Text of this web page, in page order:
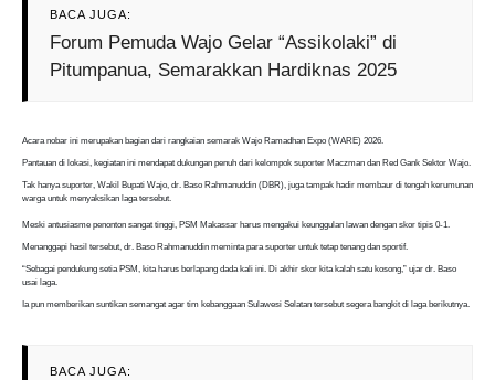
BACA JUGA:
Forum Pemuda Wajo Gelar “Assikolaki” di
Pitumpanua, Semarakkan Hardiknas 2025
Acara nobar ini merupakan bagian dari rangkaian semarak Wajo Ramadhan Expo (WARE) 2026.
Pantauan di lokasi, kegiatan ini mendapat dukungan penuh dari kelompok suporter Maczman dan Red Gank Sektor Wajo.
Tak hanya suporter, Wakil Bupati Wajo, dr. Baso Rahmanuddin (DBR), juga tampak hadir membaur di tengah kerumunan
warga untuk menyaksikan laga tersebut.
Meski antusiasme penonton sangat tinggi, PSM Makassar harus mengakui keunggulan lawan dengan skor tipis 0-1.
Menanggapi hasil tersebut, dr. Baso Rahmanuddin meminta para suporter untuk tetap tenang dan sportif.
“Sebagai pendukung setia PSM, kita harus berlapang dada kali ini. Di akhir skor kita kalah satu kosong,” ujar dr. Baso
usai laga.
Ia pun memberikan suntikan semangat agar tim kebanggaan Sulawesi Selatan tersebut segera bangkit di laga berikutnya.
BACA JUGA: